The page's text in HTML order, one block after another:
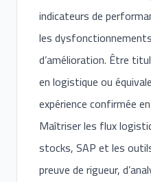
indicateurs de
les
d’amélioration. Être
en logistique ou
expérience confirmée
Maîtriser les flux
stocks, SAP et les
preuve de rigueur,